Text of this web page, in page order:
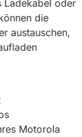
Ladekabel oder
die
austauschen,
Motorola